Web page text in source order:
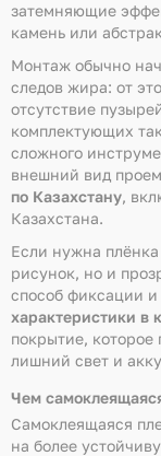
затемняющие
камень или
Монтаж обычно
следов жира: от
отсутствие
комплектующих
сложного
внешний вид
по Казахстану,
Казахстана.
Если нужна
рисунок, но и
способ фиксации
характеристики в
покрытие, которое
лишний свет и
Чем
Самоклеящаяся
на более